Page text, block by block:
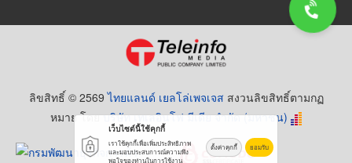
ลิขสิทธิ์ © 2569ไทยแลนด์ เยลโล่เพจเจส สงวนลิขสิทธิ์ตามกฏ
หมาย โดยบริษัท เทเลอินโฟ มีเดีย จำกัด (มหาชน)
เว็บไซต์นี้ใช้คุกกี้
เราใช้คุกกี้เพื่อเพิ่มประสิทธิภาพ
และมอบประสบการณ์ความพึง
พอใจของท่านในการใช้งาน
ตั้งค่าคุกกี้ ยอมรับ